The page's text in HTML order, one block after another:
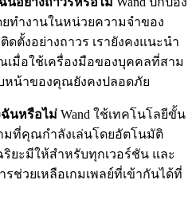
ทำงานในหน่วยความจำของ
ตั้งอย่างถาวร เรายังคงแนะนำ
มื่อใช้เครื่องมือของบุคคลที่สาม
หน้าของคุณยังคงปลอดภัย
ฉันหรือไม่ Wand ใช้เทคโนโลยีขั้น
มที่คุณกำลังเล่นโดยอัตโนมัติ
ยะมีให้สำหรับทุกเวอร์ชัน และ
ช่วยเหลือเกมเพลย์ที่เข้ากันได้ที่